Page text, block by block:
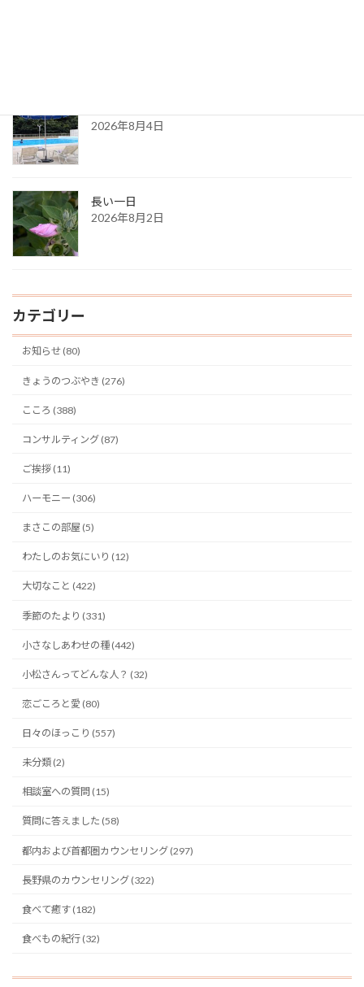
2026年8月4日
長い一日
2026年8月2日
カテゴリー
お知らせ (80)
きょうのつぶやき (276)
こころ (388)
コンサルティング (87)
ご挨拶 (11)
ハーモニー (306)
まさこの部屋 (5)
わたしのお気にいり (12)
大切なこと (422)
季節のたより (331)
小さなしあわせの種 (442)
小松さんってどんな人？ (32)
恋ごころと愛 (80)
日々のほっこり (557)
未分類 (2)
相談室への質問 (15)
質問に答えました (58)
都内および首都圏カウンセリング (297)
長野県のカウンセリング (322)
食べて癒す (182)
食べもの紀行 (32)